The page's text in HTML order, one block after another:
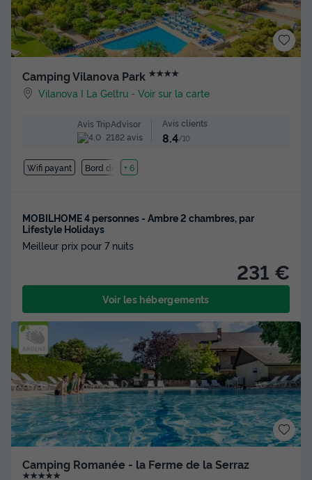
Camping Vilanova Park ★★★★
Vilanova I La Geltru -Voir sur la carte
Avis TripAdvisor
2182 avis
Avis clients
8.4/10
Wifi payant Bord de mer
+ 6
MOBILHOME 4 personnes - Ambre 2 chambres, par
Lifestyle Holidays
Meilleur prix pour 7 nuits
231 €
Voir les hébergements
Camping Romanée - la Ferme de la Serraz
★★★★★